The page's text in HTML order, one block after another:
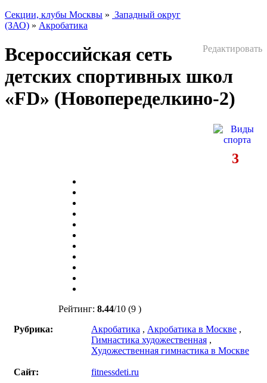
Секции, клубы Москвы » Западный округ
(ЗАО) » Акробатика
Редактировать
Всероссийская сеть
детских спортивных школ
«FD» (Новопеределкино-2)
3
Рейтинг: 8.44/10 (9 )
Рубрика:
Акробатика , Акробатика в Москве ,
Гимнастика художественная ,
Художественная гимнастика в Москве
Сайт: fitnessdeti.ru